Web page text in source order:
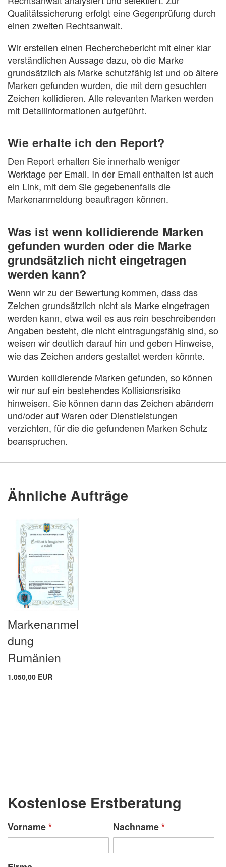
Qualitätssicherung erfolgt eine Gegenprüfung durch
einen zweiten Rechtsanwalt.
Wir erstellen einen Recherchebericht mit einer klar
verständlichen Aussage dazu, ob die Marke
grundsätzlich als Marke schutzfähig ist und ob ältere
Marken gefunden wurden, die mit dem gesuchten
Zeichen kollidieren. Alle relevanten Marken werden
mit Detailinformationen aufgeführt.
Wie erhalte ich den Report?
Den Report erhalten Sie innerhalb weniger
Werktage per Email. In der Email enthalten ist auch
ein Link, mit dem Sie gegebenenfalls die
Markenanmeldung beauftragen können.
Was ist wenn kollidierende Marken
gefunden wurden oder die Marke
grundsätzlich nicht eingetragen
werden kann?
Wenn wir zu der Bewertung kommen, dass das
Zeichen grundsätzlich nicht als Marke eingetragen
werden kann, etwa weil es aus rein beschreibenden
Angaben besteht, die nicht eintragungsfähig sind, so
weisen wir deutlich darauf hin und geben Hinweise,
wie das Zeichen anders gestaltet werden könnte.
Wurden kollidierende Marken gefunden, so können
wir nur auf ein bestehendes Kollisionsrisiko
hinweisen. Sie können dann das Zeichen abändern
und/oder auf Waren oder Dienstleistungen
verzichten, für die die gefundenen Marken Schutz
beanspruchen.
Ähnliche Aufträge
Markenanmel
dung
Rumänien
1.050,00 EUR
Kostenlose Erstberatung
Vorname* Nachname*